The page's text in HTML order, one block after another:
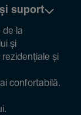
suport
de la
și
și
confor­ta­bilă.